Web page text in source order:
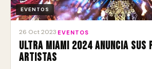
EVENTOS
26 Oct 2023 EVENTOS
ULTRA Miami 2024 anuncia
artistas